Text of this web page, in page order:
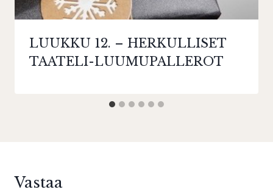
LUUKKU 12. – HERKULLISET
TAATELI-LUUMUPALLEROT
Vastaa